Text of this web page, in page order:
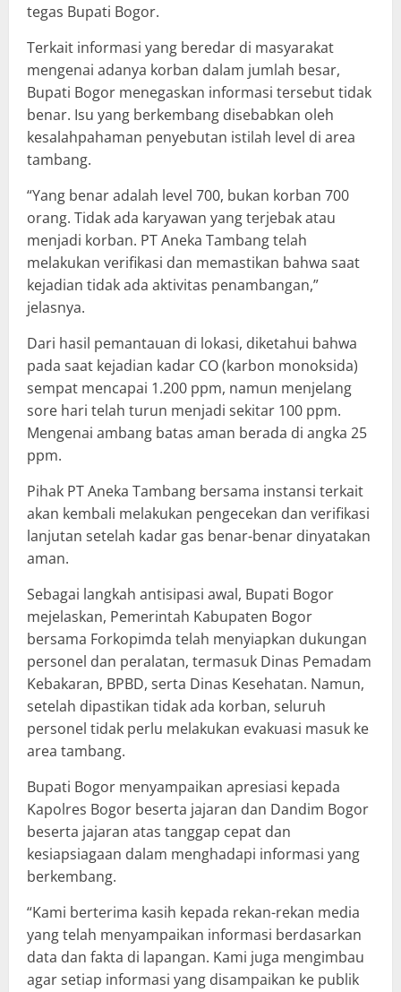
tegas Bupati Bogor.
Terkait informasi yang beredar di masyarakat
mengenai adanya korban dalam jumlah besar,
Bupati Bogor menegaskan informasi tersebut tidak
benar. Isu yang berkembang disebabkan oleh
kesalahpahaman penyebutan istilah level di area
tambang.
“Yang benar adalah level 700, bukan korban 700
orang. Tidak ada karyawan yang terjebak atau
menjadi korban. PT Aneka Tambang telah
melakukan verifikasi dan memastikan bahwa saat
kejadian tidak ada aktivitas penambangan,”
jelasnya.
Dari hasil pemantauan di lokasi, diketahui bahwa
pada saat kejadian kadar CO (karbon monoksida)
sempat mencapai 1.200 ppm, namun menjelang
sore hari telah turun menjadi sekitar 100 ppm.
Mengenai ambang batas aman berada di angka 25
ppm.
Pihak PT Aneka Tambang bersama instansi terkait
akan kembali melakukan pengecekan dan verifikasi
lanjutan setelah kadar gas benar-benar dinyatakan
aman.
Sebagai langkah antisipasi awal, Bupati Bogor
mejelaskan, Pemerintah Kabupaten Bogor
bersama Forkopimda telah menyiapkan dukungan
personel dan peralatan, termasuk Dinas Pemadam
Kebakaran, BPBD, serta Dinas Kesehatan. Namun,
setelah dipastikan tidak ada korban, seluruh
personel tidak perlu melakukan evakuasi masuk ke
area tambang.
Bupati Bogor menyampaikan apresiasi kepada
Kapolres Bogor beserta jajaran dan Dandim Bogor
beserta jajaran atas tanggap cepat dan
kesiapsiagaan dalam menghadapi informasi yang
berkembang.
“Kami berterima kasih kepada rekan-rekan media
yang telah menyampaikan informasi berdasarkan
data dan fakta di lapangan. Kami juga mengimbau
agar setiap informasi yang disampaikan ke publik